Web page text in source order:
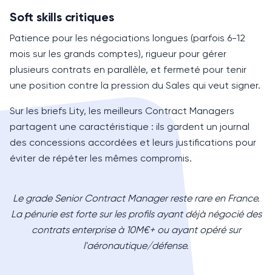
Soft skills critiques
Patience pour les négociations longues (parfois 6-12
mois sur les grands comptes), rigueur pour gérer
plusieurs contrats en parallèle, et fermeté pour tenir
une position contre la pression du Sales qui veut signer.
Sur les briefs Lity, les meilleurs Contract Managers
partagent une caractéristique : ils gardent un journal
des concessions accordées et leurs justifications pour
éviter de répéter les mêmes compromis.
Le grade Senior Contract Manager reste rare en France.
La pénurie est forte sur les profils ayant déjà négocié des
contrats enterprise à 10M€+ ou ayant opéré sur
l'aéronautique/défense.